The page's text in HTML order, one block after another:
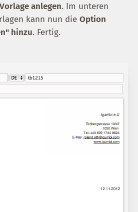
anlegen. Im unteren
kann nun die Option
hinzu. Fertig.